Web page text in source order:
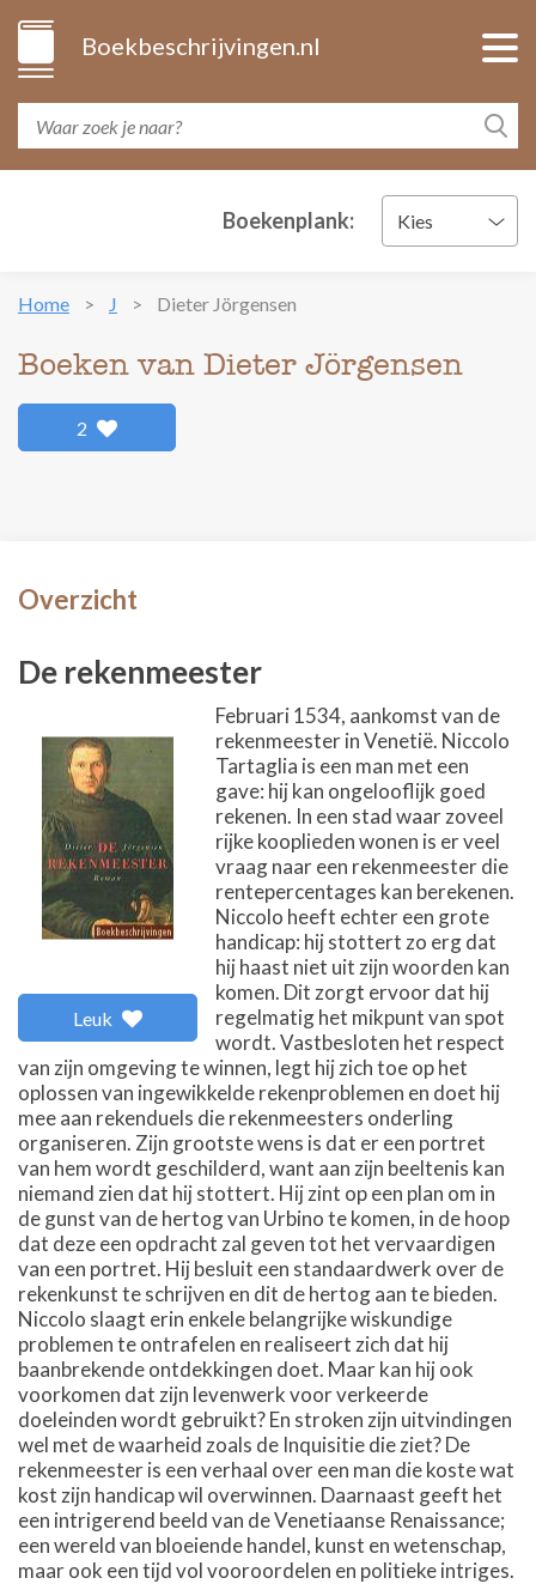
Boekbeschrijvingen.nl
Boekenplank: Kies
Home J Dieter Jörgensen
Boeken van Dieter Jörgensen
2
Overzicht
De rekenmeester
Leuk
Februari 1534, aankomst van de
rekenmeester in Venetië. Niccolo
Tartaglia is een man met een
gave: hij kan ongelooflijk goed
rekenen. In een stad waar zoveel
rijke kooplieden wonen is er veel
vraag naar een rekenmeester die
rentepercentages kan berekenen.
Niccolo heeft echter een grote
handicap: hij stottert zo erg dat
hij haast niet uit zijn woorden kan
komen. Dit zorgt ervoor dat hij
regelmatig het mikpunt van spot
wordt. Vastbesloten het respect
van zijn omgeving te winnen, legt hij zich toe op het
oplossen van ingewikkelde rekenproblemen en doet hij
mee aan rekenduels die rekenmeesters onderling
organiseren. Zijn grootste wens is dat er een portret
van hem wordt geschilderd, want aan zijn beeltenis kan
niemand zien dat hij stottert. Hij zint op een plan om in
de gunst van de hertog van Urbino te komen, in de hoop
dat deze een opdracht zal geven tot het vervaardigen
van een portret. Hij besluit een standaardwerk over de
rekenkunst te schrijven en dit de hertog aan te bieden.
Niccolo slaagt erin enkele belangrijke wiskundige
problemen te ontrafelen en realiseert zich dat hij
baanbrekende ontdekkingen doet. Maar kan hij ook
voorkomen dat zijn levenwerk voor verkeerde
doeleinden wordt gebruikt? En stroken zijn uitvindingen
wel met de waarheid zoals de Inquisitie die ziet? De
rekenmeester is een verhaal over een man die koste wat
kost zijn handicap wil overwinnen. Daarnaast geeft het
een intrigerend beeld van de Venetiaanse Renaissance;
een wereld van bloeiende handel, kunst en wetenschap,
maar ook een tijd vol vooroordelen en politieke intriges.